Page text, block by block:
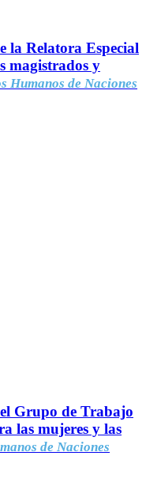
la Relatora Especial
magistrados y
Humanos de Naciones
Grupo de Trabajo
las mujeres y las
de Naciones